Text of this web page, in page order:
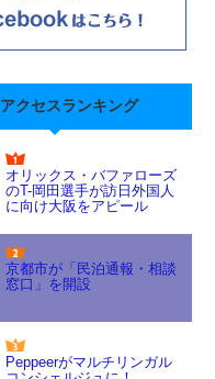
アクセスランキング
オリックス・バファローズ
のT-岡田選手が訪日外国人
に向け大阪をアピール
京都市が「民泊通報・相談
窓口」を開設
Peppeerがマルチリンガル